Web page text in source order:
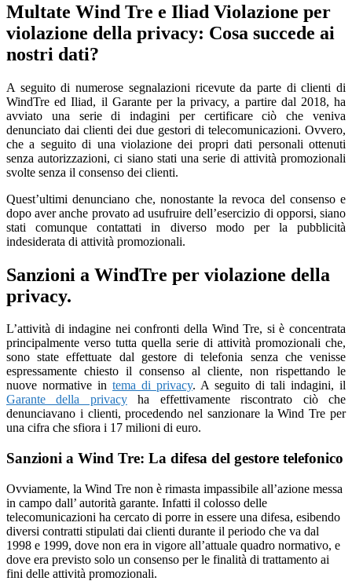
Multate Wind Tre e Iliad Violazione per
violazione della privacy: Cosa succede ai
nostri dati?
A seguito di numerose segnalazioni ricevute da parte di clienti di
WindTre ed Iliad, il Garante per la privacy, a partire dal 2018, ha
avviato una serie di indagini per certificare ciò che veniva
denunciato dai clienti dei due gestori di telecomunicazioni. Ovvero,
che a seguito di una violazione dei propri dati personali ottenuti
senza autorizzazioni, ci siano stati una serie di attività promozionali
svolte senza il consenso dei clienti.
Quest’ultimi denunciano che, nonostante la revoca del consenso e
dopo aver anche provato ad usufruire dell’esercizio di opporsi, siano
stati comunque contattati in diverso modo per la pubblicità
indesiderata di attività promozionali.
Sanzioni a WindTre per violazione della
privacy.
L’attività di indagine nei confronti della Wind Tre, si è concentrata
principalmente verso tutta quella serie di attività promozionali che,
sono state effettuate dal gestore di telefonia senza che venisse
espressamente chiesto il consenso al cliente, non rispettando le
nuove normative in tema di privacy. A seguito di tali indagini, il
Garante della privacyha effettivamente riscontrato ciò che
denunciavano i clienti, procedendo nel sanzionare la Wind Tre per
una cifra che sfiora i 17 milioni di euro.
Sanzioni a Wind Tre: La difesa del gestore telefonico
Ovviamente, la Wind Tre non è rimasta impassibile all’azione messa
in campo dall’ autorità garante. Infatti il colosso delle
telecomunicazioni ha cercato di porre in essere una difesa, esibendo
diversi contratti stipulati dai clienti durante il periodo che va dal
1998 e 1999, dove non era in vigore all’attuale quadro normativo, e
dove era previsto solo un consenso per le finalità di trattamento ai
fini delle attività promozionali.